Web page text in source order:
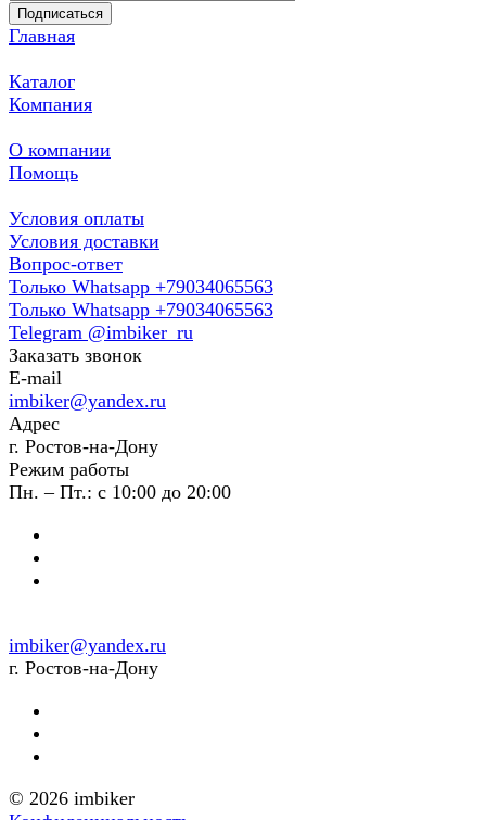
Подписаться
Главная
Каталог
Компания
О компании
Помощь
Условия оплаты
Условия доставки
Вопрос-ответ
Только Whatsapp +79034065563
Только Whatsapp +79034065563
Telegram @imbiker_ru
Заказать звонок
E-mail
imbiker@yandex.ru
Адрес
г. Ростов-на-Дону
Режим работы
Пн. – Пт.: с 10:00 до 20:00
imbiker@yandex.ru
г. Ростов-на-Дону
© 2026 imbiker